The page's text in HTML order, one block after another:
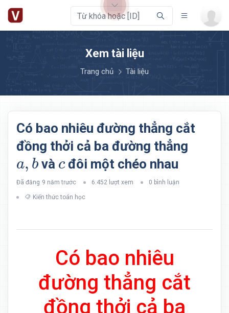
Xem tài liệu
Trang chủ Tài liệu
Có bao nhiêu đường thẳng cắt
đồng thởi cả ba đường thẳng
a, b
a,b và c
cđôi một chéo nhau
Đã đăng 9 năm trước 6.452 lượt xem 0 bình luận
Kiến thức toán học
Có bao nhiêu
đường thẳng cắt
đồng thởi cả ba